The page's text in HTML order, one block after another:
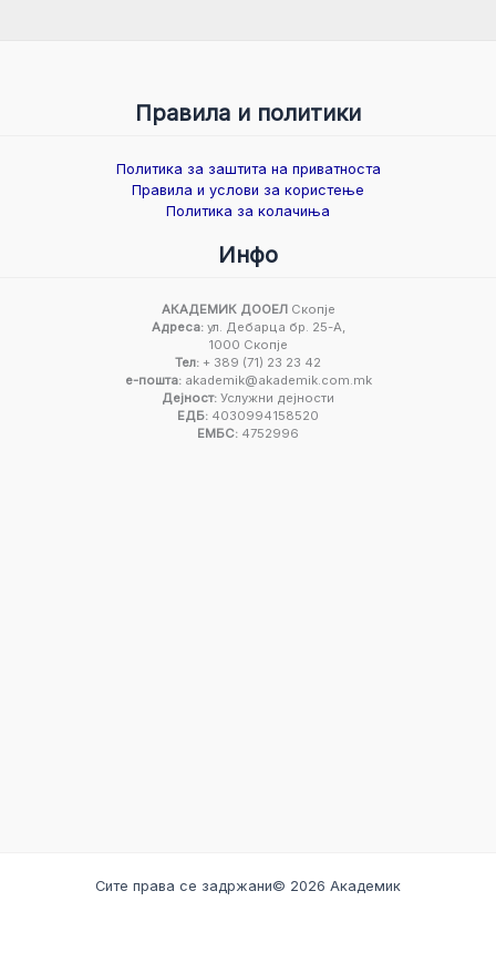
Правила и политики
Политика за заштита на приватноста
Правила и услови за користење
Политика за колачиња
Инфо
АКАДЕМИК ДООЕЛСкопје
Адреса:ул. Дебарца бр. 25-А,
1000 Скопје
Тел: + 389 (71) 23 23 42
е-пошта:akademik@akademik.com.mk
Дејност: Услужни дејности
ЕДБ: 4030994158520
ЕМБС: 4752996
Сите права се задржани© 2026 Академик